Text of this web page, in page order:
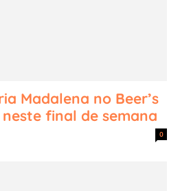
Madalena no Beer’s
final de semana
0